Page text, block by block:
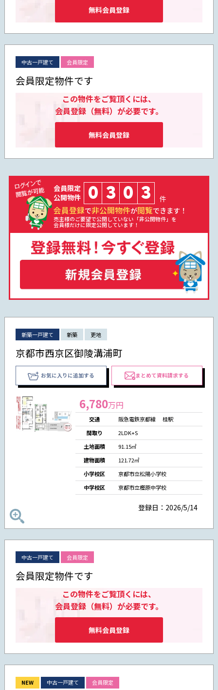
無料会員登録
中古一戸建て 会員限定
会員限定物件です
この物件をご覧頂くには、
会員登録（無料）が必要です。
無料会員登録
会員限定
公開物件
0 3 0 3 件
会員登録で非公開物件が閲覧できます！
売主様のご要望で公開していない「非公開物件」を
会員様だけに限定公開しています！
新築一戸建て 新築 更地
京都市西京区御陵溝浦町
お気に入りに追加する まとめて資料請求する
6,780万円
交通
阪急電鉄京都線 桂駅
間取り
2LDK+S
土地面積
91.15㎡
建物面積
121.72㎡
小学校区
京都市立松陽小学校
中学校区
京都市立樫原中学校
登録日：2026/5/14
中古一戸建て 会員限定
会員限定物件です
この物件をご覧頂くには、
会員登録（無料）が必要です。
無料会員登録
NEW 中古一戸建て 会員限定